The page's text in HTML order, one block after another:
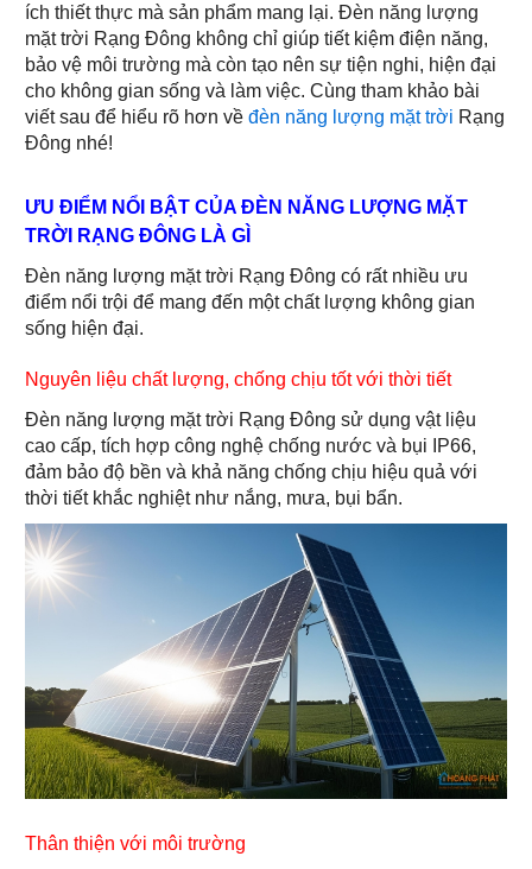
ích thiết thực mà sản phẩm mang lại. Đèn năng lượng
mặt trời Rạng Đông không chỉ giúp tiết kiệm điện năng,
bảo vệ môi trường mà còn tạo nên sự tiện nghi, hiện đại
cho không gian sống và làm việc. Cùng tham khảo bài
viết sau để hiểu rõ hơn về đèn năng lượng mặt trời Rạng
Đông nhé!
ƯU ĐIỂM NỔI BẬT CỦA ĐÈN NĂNG LƯỢNG MẶT
TRỜI RẠNG ĐÔNG LÀ GÌ
Đèn năng lượng mặt trời Rạng Đông có rất nhiều ưu
điểm nổi trội để mang đến một chất lượng không gian
sống hiện đại.
Nguyên liệu chất lượng, chống chịu tốt với thời tiết
Đèn năng lượng mặt trời Rạng Đông sử dụng vật liệu
cao cấp, tích hợp công nghệ chống nước và bụi IP66,
đảm bảo độ bền và khả năng chống chịu hiệu quả với
thời tiết khắc nghiệt như nắng, mưa, bụi bẩn.
Thân thiện với môi trường